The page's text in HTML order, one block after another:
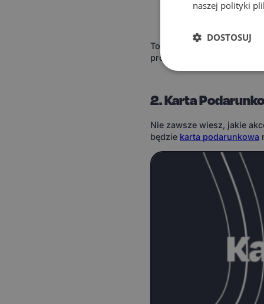
Estetyczny wygląd–
To doskonały prezent,
proces konfigurowania
2. Karta
Nie zawsze wiesz, jakie
będzie karta podarunkowa
naszej polityki
DOSTOSUJ